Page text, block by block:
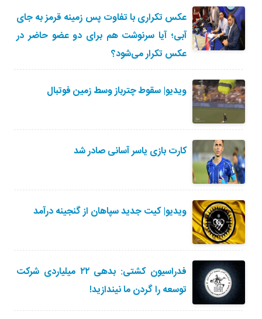
عکس تکراری با تفاوت پس زمینه قرمز به جای
آبی؛ آیا سرنوشت هم برای دو عضو حاضر در
عکس تکرار می‌شود؟
ویدیو| سقوط چترباز وسط زمین فوتبال
کارت بازی یاسر آسانی صادر شد
ویدیو| کیت جدید سپاهان از گنجینه درآمد
فدراسیون کشتی: بدهی ۲۲ میلیاردی شرکت
توسعه را گردن ما نیندازید!